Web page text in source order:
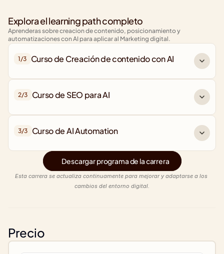
Explora el learning path completo
Aprenderas sobre creacion de contenido, posicionamiento y
automatizaciones con AI para aplicar al Marketing digital.
1/3 Curso de Creación de contenido con AI
2/3 Curso de SEO para AI
3/3 Curso de AI Automation
Descargar programa de la carrera
Esta carrera se actualiza continuamente para mejorar y adaptarse a los
cambios del entorno digital.
Precio